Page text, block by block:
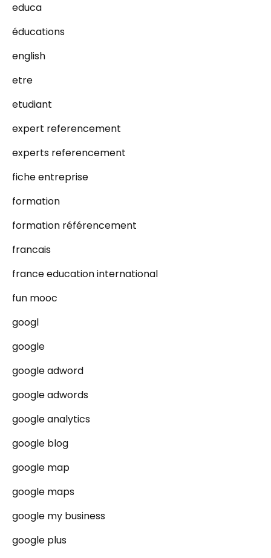
educa
éducations
english
etre
etudiant
expert referencement
experts referencement
fiche entreprise
formation
formation référencement
francais
france education international
fun mooc
googl
google
google adword
google adwords
google analytics
google blog
google map
google maps
google my business
google plus